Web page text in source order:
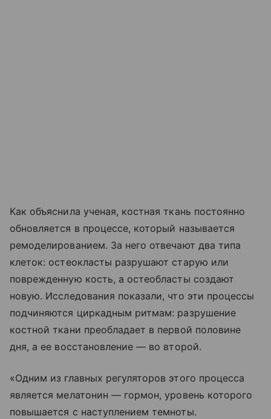
Как объяснила ученая, костная ткань постоянно
обновляется в процессе, который называется
ремоделированием. За него отвечают два типа
клеток: остеокласты разрушают старую или
поврежденную кость, а остеобласты создают
новую. Исследования показали, что эти процессы
подчиняются циркадным ритмам: разрушение
костной ткани преобладает в первой половине
дня, а ее восстановление — во второй.
«Одним из главных регуляторов этого процесса
является мелатонин — гормон, уровень которого
повышается с наступлением темноты.